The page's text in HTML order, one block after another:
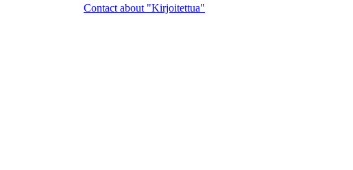
Contact about "Kirjoitettua"